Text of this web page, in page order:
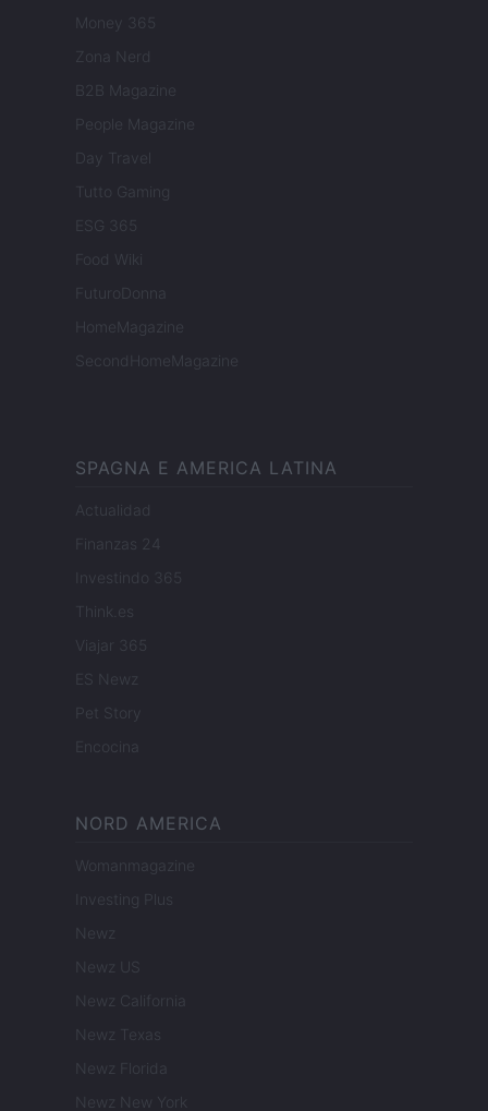
Money 365
Zona Nerd
B2B Magazine
People Magazine
Day Travel
Tutto Gaming
ESG 365
Food Wiki
FuturoDonna
HomeMagazine
SecondHomeMagazine
SPAGNA E AMERICA LATINA
Actualidad
Finanzas 24
Investindo 365
Think.es
Viajar 365
ES Newz
Pet Story
Encocina
NORD AMERICA
Womanmagazine
Investing Plus
Newz
Newz US
Newz California
Newz Texas
Newz Florida
Newz New York